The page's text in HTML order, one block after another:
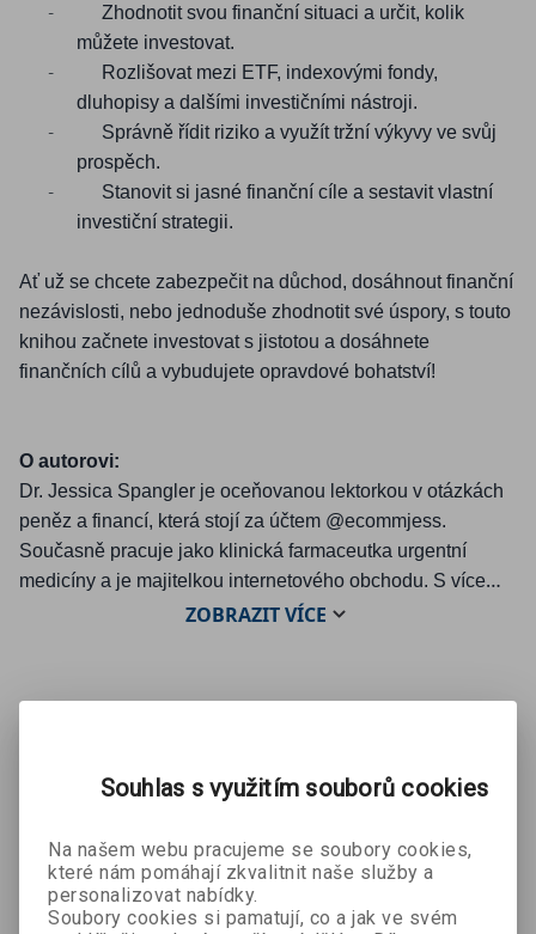
-
Zhodnotit svou finanční situaci a určit, kolik
můžete investovat.
-
Rozlišovat mezi ETF, indexovými fondy,
dluhopisy a dalšími investičními nástroji.
-
Správně řídit riziko a využít tržní výkyvy ve svůj
prospěch.
-
Stanovit si jasné finanční cíle a sestavit vlastní
investiční strategii.
Ať už se chcete zabezpečit na důchod, dosáhnout finanční
nezávislosti, nebo jednoduše zhodnotit své úspory, s touto
knihou začnete investovat s jistotou a dosáhnete
finančních cílů a vybudujete opravdové bohatství!
O autorovi:
Dr. Jessica Spangler je oceňovanou lektorkou v otázkách
peněz a financí, která stojí za účtem @ecommjess.
Současně pracuje jako klinická farmaceutka urgentní
medicíny a je majitelkou internetového obchodu. S více
než milionem sledujících na platformách sociálních médií
kanálech CNBC a Yahoo Finance, stejně jako v časopise
ZOBRAZITVÍCE
Souhlas s využitím souborů cookies
Na našem webu pracujeme se soubory cookies,
které nám pomáhají zkvalitnit naše služby a
personalizovat nabídky.
Soubory cookies si pamatují, co a jak ve svém